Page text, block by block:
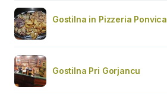
Gostilna in Pizzeria Ponvica
Gostilna Pri Gorjancu